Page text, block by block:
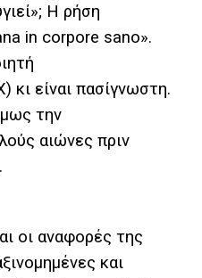
Η ρήση
in corpore sano».
κι είναι πασίγνωστη.
την
αιώνες πριν
οι αναφορές της
και